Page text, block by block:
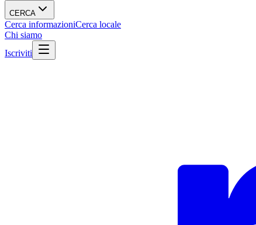
CERCA
Cerca informazioniCerca locale
Chi siamo
Iscriviti